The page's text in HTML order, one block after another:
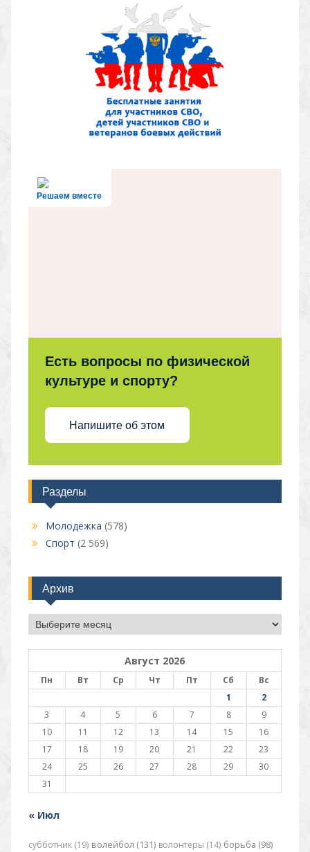
Решаем вместе
Есть вопросы по физической
культуре и спорту?
Напишите об этом
Разделы
Молодёжка (578)
Спорт (2 569)
Архив
Архив
Август 2026
Пн Вт Ср Чт Пт Сб
Вс
1
2
3
4 5 6 7 8
9
10
11 12 13 14 15
16
17
18 19 20 21 22
23
24
25 26 27 28 29
30
31
« Июл
субботник (19) волейбол (131) волонтеры (14) борьба (98)